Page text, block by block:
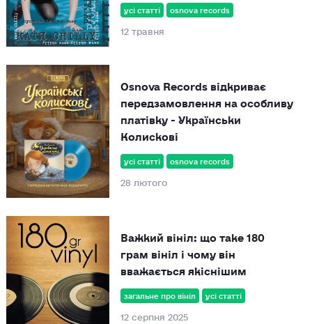
усі статті osnova records
12 травня
усі статті osnova records
28 лютого
Osnova Records відкриває
передзамовлення на особливу
платівку - Українськи
Колискові
загальне про вініл усі статті
12 серпня 2025
Важкий вініл: що таке 180
грам вініл і чому він
вважається якіснішим